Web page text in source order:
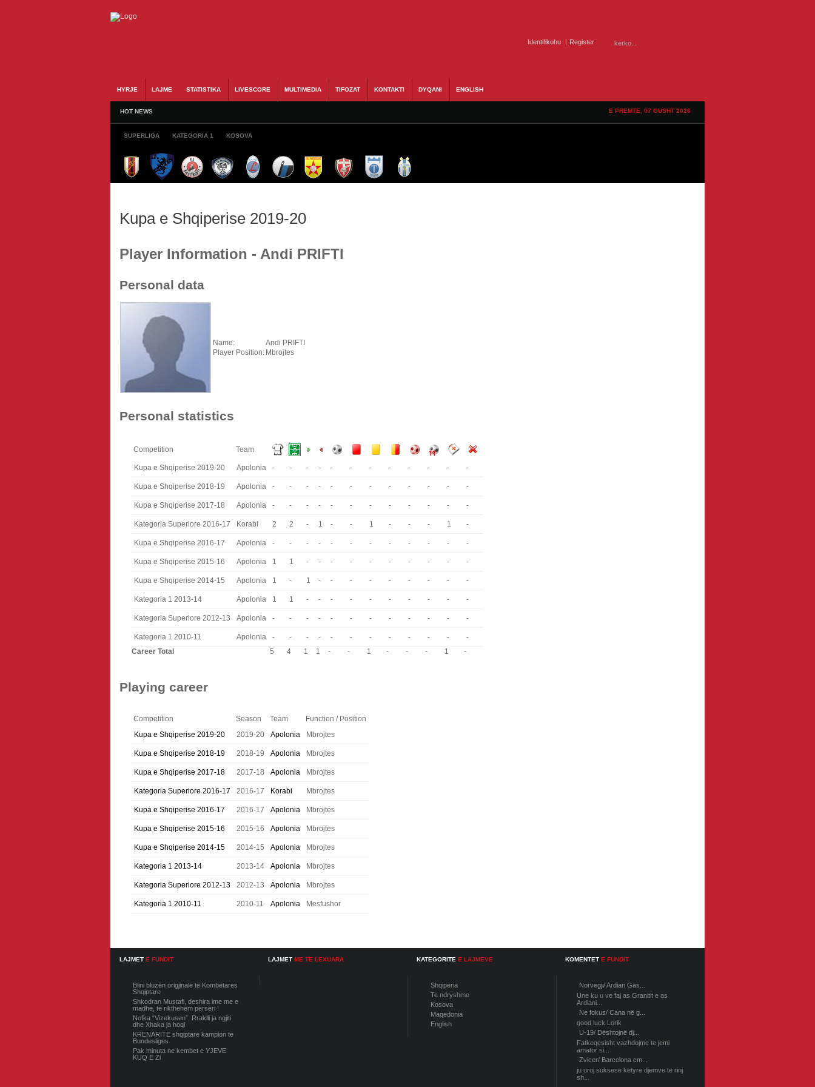
Identifikohu Register
HYRJE LAJME STATISTIKA LIVESCORE MULTIMEDIA TIFOZAT KONTAKTI DYQANI ENGLISH
HOT NEWS E PREMTE, 07 GUSHT 2026
SUPERLIGA KATEGORIA 1 KOSOVA
Kupa e Shqiperise 2019-20
Player Information - Andi PRIFTI
Personal data
Name:
Andi PRIFTI
Player Position: Mbrojtes
Personal statistics
Competition Team
Kupa e Shqiperise 2019-20 Apolonia - - - - - - - - - - - -
Kupa e Shqiperise 2018-19 Apolonia - - - - - - - - - - - -
Kupa e Shqiperise 2017-18 Apolonia - - - - - - - - - - - -
Kategoria Superiore 2016-17 Korabi 2 2 - 1 - - 1 - - - 1 -
Kupa e Shqiperise 2016-17 Apolonia - - - - - - - - - - - -
Kupa e Shqiperise 2015-16 Apolonia 1 1 - - - - - - - - - -
Kupa e Shqiperise 2014-15 Apolonia 1 - 1 - - - - - - - - -
Kategoria 1 2013-14 Apolonia 1 1 - - - - - - - - - -
Kategoria Superiore 2012-13 Apolonia - - - - - - - - - - - -
Kategoria 1 2010-11 Apolonia - - - - - - - - - - -
-
Career Total
5 4 1 1 - - 1 - - - 1 -
Playing career
Competition Season Team
Function / Position
Kupa e Shqiperise 2019-20
2019-20 Apolonia Mbrojtes
Kupa e Shqiperise 2018-19 2018-19 Apolonia Mbrojtes
Kupa e Shqiperise 2017-18 2017-18 Apolonia Mbrojtes
Kategoria Superiore 2016-17 2016-17 Korabi Mbrojtes
Kupa e Shqiperise 2016-17 2016-17 Apolonia Mbrojtes
Kupa e Shqiperise 2015-16 2015-16 Apolonia Mbrojtes
Kupa e Shqiperise 2014-15 2014-15 Apolonia Mbrojtes
Kategoria 1 2013-14 2013-14 Apolonia Mbrojtes
Kategoria Superiore 2012-13 2012-13 Apolonia Mbrojtes
Kategoria 1 2010-11 2010-11 Apolonia Mesfushor
LAJMET E FUNDIT
Blini bluzën origjinale të Kombëtares
Shqiptare
Shkodran Mustafi, deshira ime me e
madhe, te rikthehem perseri !
Nofka “Vizekusen”, Rraklli ja ngjiti
dhe Xhaka ja hoqi
KRENARITE shqiptare kampion te
Bundesliges
Pak minuta ne kembet e YJEVE
KUQ E Zi
LAJMET ME TE LEXUARA KATEGORITE E LAJMEVE
Shqiperia
Te ndryshme
Kosova
Maqedonia
English
KOMENTET E FUNDIT
Norvegji/ Ardian Gas...
Une ku u ve faj as Granitit e as
Ardiani...
Ne fokus/ Cana në g...
good luck Lorik
U-19/ Dështojnë dj...
Fatkeqesisht vazhdojme te jemi
amator si...
Zvicer/ Barcelona cm...
ju uroj suksese ketyre djemve te rinj
sh...